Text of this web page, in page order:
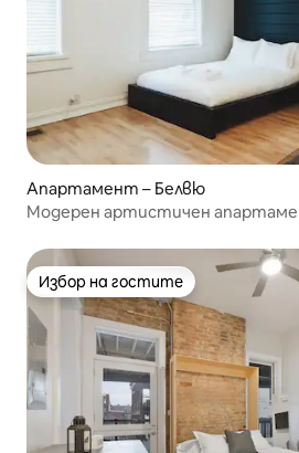
Апартамент – Белвю
Модерен артистичен
Избор на гостите
Избор на гостите